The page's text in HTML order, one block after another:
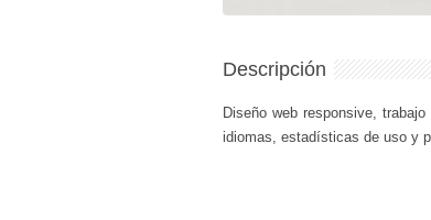
Descripción
Diseño web responsive,
idiomas, estadísticas de uso y